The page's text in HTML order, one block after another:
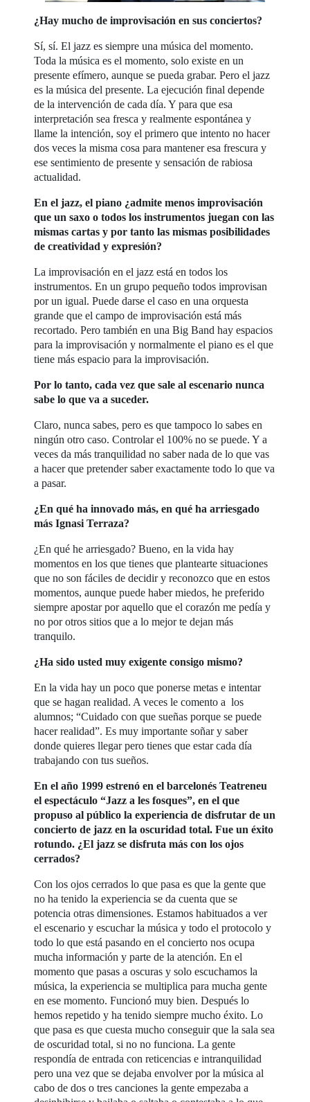
¿Hay mucho de improvisación en sus conciertos?
Sí, sí. El jazz es siempre una música del momento.
Toda la música es el momento, solo existe en un
presente efímero, aunque se pueda grabar. Pero el jazz
es la música del presente. La ejecución final depende
de la intervención de cada día. Y para que esa
interpretación sea fresca y realmente espontánea y
llame la intención, soy el primero que intento no hacer
dos veces la misma cosa para mantener esa frescura y
ese sentimiento de presente y sensación de rabiosa
actualidad.
En el jazz, el piano ¿admite menos improvisación
que un saxo o todos los instrumentos juegan con las
mismas cartas y por tanto las mismas posibilidades
de creatividad y expresión?
La improvisación en el jazz está en todos los
instrumentos. En un grupo pequeño todos improvisan
por un igual. Puede darse el caso en una orquesta
grande que el campo de improvisación está más
recortado. Pero también en una Big Band hay espacios
para la improvisación y normalmente el piano es el que
tiene más espacio para la improvisación.
Por lo tanto, cada vez que sale al escenario nunca
sabe lo que va a suceder.
Claro, nunca sabes, pero es que tampoco lo sabes en
ningún otro caso. Controlar el 100% no se puede. Y a
veces da más tranquilidad no saber nada de lo que vas
a hacer que pretender saber exactamente todo lo que va
a pasar.
¿En qué ha innovado más, en qué ha arriesgado
más Ignasi Terraza?
¿En qué he arriesgado? Bueno, en la vida hay
momentos en los que tienes que plantearte situaciones
que no son fáciles de decidir y reconozco que en estos
momentos, aunque puede haber miedos, he preferido
siempre apostar por aquello que el corazón me pedía y
no por otros sitios que a lo mejor te dejan más
tranquilo.
¿Ha sido usted muy exigente consigo mismo?
En la vida hay un poco que ponerse metas e intentar
que se hagan realidad. A veces le comento a los
alumnos; “Cuidado con que sueñas porque se puede
hacer realidad”. Es muy importante soñar y saber
donde quieres llegar pero tienes que estar cada día
trabajando con tus sueños.
En el año 1999 estrenó en el barcelonés Teatreneu
el espectáculo “Jazz a les fosques”, en el que
propuso al público la experiencia de disfrutar de un
concierto de jazz en la oscuridad total. Fue un éxito
rotundo. ¿El jazz se disfruta más con los ojos
cerrados?
Con los ojos cerrados lo que pasa es que la gente que
no ha tenido la experiencia se da cuenta que se
potencia otras dimensiones. Estamos habituados a ver
el escenario y escuchar la música y todo el protocolo y
todo lo que está pasando en el concierto nos ocupa
mucha información y parte de la atención. En el
momento que pasas a oscuras y solo escuchamos la
música, la experiencia se multiplica para mucha gente
en ese momento. Funcionó muy bien. Después lo
hemos repetido y ha tenido siempre mucho éxito. Lo
que pasa es que cuesta mucho conseguir que la sala sea
de oscuridad total, si no no funciona. La gente
respondía de entrada con reticencias e intranquilidad
pero una vez que se dejaba envolver por la música al
cabo de dos o tres canciones la gente empezaba a